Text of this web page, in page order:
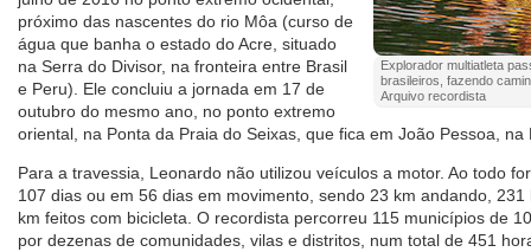
Explorador multiatleta
brasileiros, fazendo
Arquivo recordista
próximo das nascentes do rio Môa (curso de
água que banha o estado do Acre, situado
na Serra do Divisor, na fronteira entre Brasil
e Peru). Ele concluiu a jornada em 17 de
outubro do mesmo ano, no ponto extremo
oriental, na Ponta da Praia do Seixas, que fica em João Pessoa, na
Para a travessia, Leonardo não utilizou veículos a motor. Ao todo
107 dias ou em 56 dias em movimento, sendo 23 km andando,
km feitos com bicicleta. O recordista percorreu 115 municípios de
por dezenas de comunidades, vilas e distritos, num total de 451